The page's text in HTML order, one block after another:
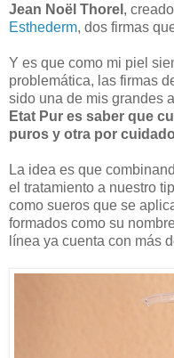
Jean Noël Thorel ,
Esthederm, dos firmas
Y es que como mi piel
problemática, las firmas
sido una de mis grandes
Etat Pur es saber que
puros y otra por
La idea es que
el tratamiento a nuestro
como sueros que se
formados como su
línea ya cuenta con más